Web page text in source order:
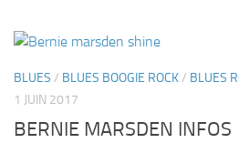
BLUES / BLUES BOOGIE ROCK/ BLUES
1 JUIN 2017
BERNIE MARSDEN INFOS